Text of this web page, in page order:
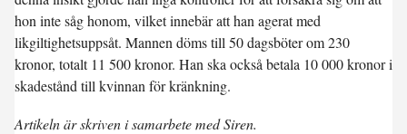
hon inte såg honom, vilket innebär att han agerat med
likgiltighetsuppsåt. Mannen döms till 50 dagsböter om 230
kronor, totalt 11 500 kronor. Han ska också betala 10 000 kronor i
skadestånd till kvinnan för kränkning.
Artikeln är skriven i samarbete med Siren.